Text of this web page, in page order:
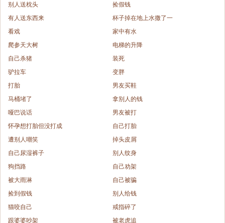
别人送枕头
捡假钱
有人送东西来
杯子掉在地上水撒了一
看戏
家中有水
爬参天大树
电梯的升降
自己杀猪
装死
驴拉车
变胖
打胎
男友买鞋
马桶堵了
拿别人的钱
哑巴说话
男友被打
怀孕想打胎但没打成
自己打胎
遭别人嘲笑
掉头皮屑
自己尿湿裤子
别人纹身
狗挡路
自己劝架
被大雨淋
自己被骗
捡到假钱
别人给钱
猫咬自己
戒指碎了
跟婆婆吵架
被老虎追